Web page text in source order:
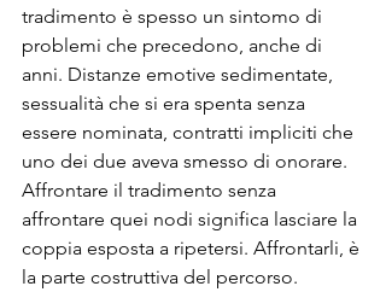
tradimento è spesso un sintomo di
problemi che precedono, anche di
anni. Distanze emotive sedimentate,
sessualità che si era spenta senza
essere nominata, contratti impliciti che
uno dei due aveva smesso di onorare.
Affrontare il tradimento senza
affrontare quei nodi significa lasciare la
coppia esposta a ripetersi. Affrontarli, è
la parte costruttiva del percorso.